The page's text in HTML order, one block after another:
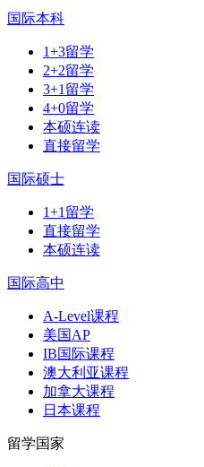
国际本科
1+3留学
2+2留学
3+1留学
4+0留学
本硕连读
直接留学
国际硕士
1+1留学
直接留学
本硕连读
国际高中
A-Level课程
美国AP
IB国际课程
澳大利亚课程
加拿大课程
日本课程
留学国家